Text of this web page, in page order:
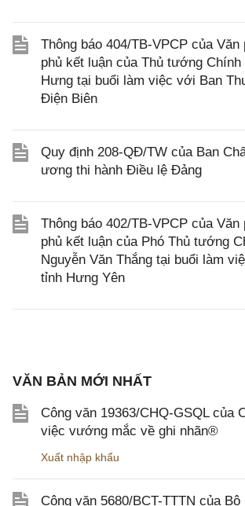
Thông báo 404/TB-VPCP của Văn
phủ kết luận của Thủ tướng Chính
Hưng tại buổi làm việc với Ban
Điện Biên
Quy định 208-QĐ/TW của Ban
ương thi hành Điều lệ Đảng
Thông báo 402/TB-VPCP của Văn
phủ kết luận của Phó Thủ tướng
Nguyễn Văn Thắng tại buổi làm
tỉnh Hưng Yên
VĂN BẢN MỚI NHẤT
Công văn 19363/CHQ-GSQL của
việc vướng mắc về ghi nhãn®
Xuất nhập khẩu
Công văn 5680/BCT-TTTN của